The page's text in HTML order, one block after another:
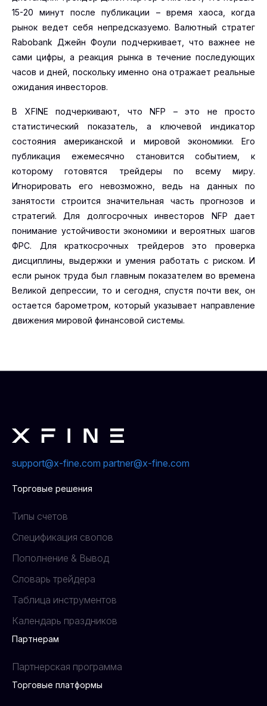
15-20 минут после публикации – время хаоса, когда
рынок ведет себя непредсказуемо. Валютный стратег
Rabobank Джейн Фоули подчеркивает, что важнее не
сами цифры, а реакция рынка в течение последующих
часов и дней, поскольку именно она отражает реальные
ожидания инвесторов.
В XFINE подчеркивают, что NFP – это не просто
статистический показатель, а ключевой индикатор
состояния американской и мировой экономики. Его
публикация ежемесячно становится событием, к
которому готовятся трейдеры по всему миру.
Игнорировать его невозможно, ведь на данных по
занятости строится значительная часть прогнозов и
стратегий. Для долгосрочных инвесторов NFP дает
понимание устойчивости экономики и вероятных шагов
ФРС. Для краткосрочных трейдеров это проверка
дисциплины, выдержки и умения работать с риском. И
если рынок труда был главным показателем во времена
Великой депрессии, то и сегодня, спустя почти век, он
остается барометром, который указывает направление
движения мировой финансовой системы.
support@x-fine.com partner@x-fine.com
Торговые решения
Типы счетов
Спецификация свопов
Пополнение & Вывод
Словарь трейдера
Таблица инструментов
Календарь праздников
Партнерам
Партнерская программа
Торговые платформы